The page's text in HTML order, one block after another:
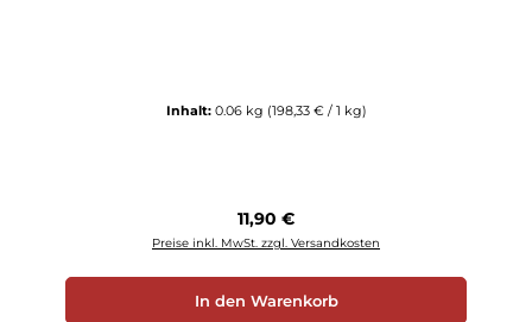
Inhalt: 0.06 kg (198,33 € / 1 kg)
Regulärer Preis:
11,90 €
Preise inkl. MwSt. zzgl. Versandkosten
In den Warenkorb